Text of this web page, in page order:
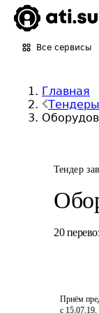
Все сервисы
Главная
Тендеры
Тендер
20
Приём
с